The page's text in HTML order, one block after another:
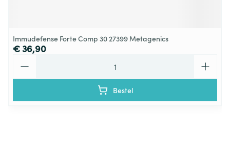
Immudefense Forte Comp 30 27399 Metagenics
€ 36,90
Bestel